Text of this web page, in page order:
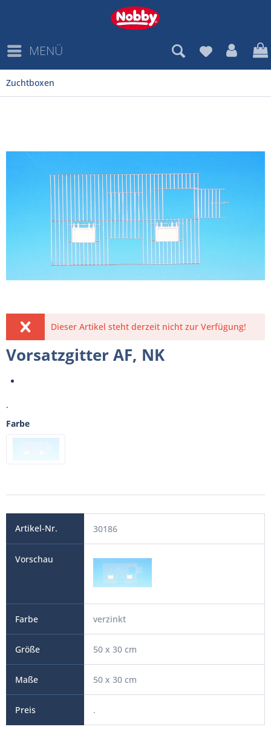
MENÜ
Zuchtboxen
Dieser Artikel steht derzeit nicht zur Verfügung!
Vorsatzgitter AF, NK
.
Farbe
30186
verzinkt
50 x 30 cm
50 x 30 cm
.